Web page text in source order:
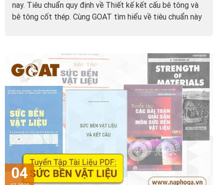
nay. Tiêu chuẩn quy định về Thiết kế kết cấu bê tông và
bê tông cốt thép. Cùng GOAT tìm hiểu về tiêu chuẩn này
04